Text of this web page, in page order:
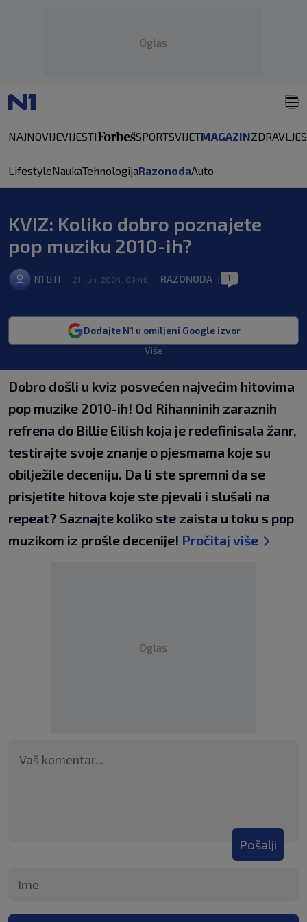
Oglas
NAJNOVIJEVIJESTI SPORTSVIJETMAGAZINZDRAVLJE
LifestyleNaukaTehnologijaRazonodaAuto
KVIZ: Koliko dobro poznajete
pop muziku 2010-ih?
N1 BiH 21. jun. 2024. 09:46 RAZONODA 1
Dodajte N1 u omiljeni Google izvor
Više
Dobro došli u kviz posvećen najvećim hitovima
pop muzike 2010-ih! Od Rihanninih zaraznih
refrena do Billie Eilish koja je redefinisala žanr,
testirajte svoje znanje o pjesmama koje su
obilježile deceniju. Da li ste spremni da se
prisjetite hitova koje ste pjevali i slušali na
repeat? Saznajte koliko ste zaista u toku s pop
muzikom iz prošle decenije! Pročitaj više
Oglas
Pošalji